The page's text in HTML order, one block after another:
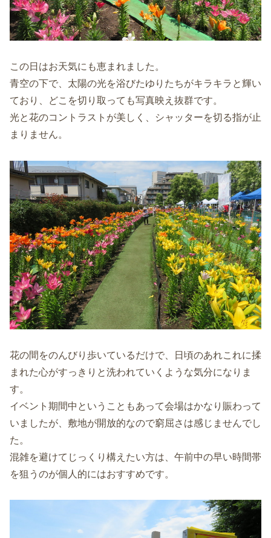
この日はお天気にも恵まれました。
青空の下で、太陽の光を浴びたゆりたちがキラキラと輝い
ており、どこを切り取っても写真映え抜群です。
光と花のコントラストが美しく、シャッターを切る指が止
まりません。
花の間をのんびり歩いているだけで、日頃のあれこれに揉
まれた心がすっきりと洗われていくような気分になりま
す。
イベント期間中ということもあって会場はかなり賑わって
いましたが、敷地が開放的なので窮屈さは感じませんでし
た。
混雑を避けてじっくり構えたい方は、午前中の早い時間帯
を狙うのが個人的にはおすすめです。